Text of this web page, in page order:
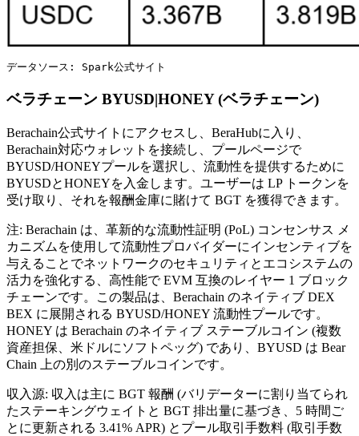
データソース: Spark公式サイト
ベラチェーン BYUSD|HONEY (ベラチェーン)
Berachain公式サイトにアクセスし、BeraHubに入り、
Berachain対応ウォレットを接続し、プールページで
BYUSD/HONEYプールを選択し、流動性を提供するために
BYUSDとHONEYを入金します。ユーザーは LP トークンを
受け取り、それを報酬金庫に賭けて BGT を獲得できます。
注: Berachain は、革新的な流動性証明 (PoL) コンセンサス メ
カニズムを使用して流動性プロバイダーにインセンティブを
与えることでネットワークのセキュリティとエコシステムの
活力を強化する、高性能で EVM 互換のレイヤー 1 ブロック
チェーンです。この製品は、Berachain のネイティブ DEX
BEX に展開される BYUSD/HONEY 流動性プールです。
HONEY は Berachain のネイティブ ステーブルコイン (複数
資産担保、米ドルにソフトペッグ) であり、BYUSD は Bear
Chain 上の別のステーブルコインです。
収入源: 収入は主に BGT 報酬 (バリデーターに割り当てられ
たステーキングウェイトと BGT 排出量に基づき、5 時間ご
とに更新される 3.41% APR) とプール取引手数料 (取引手数